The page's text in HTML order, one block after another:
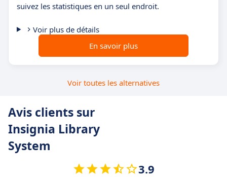
suivez les statistiques en un seul endroit.
Voir plus de détails
En savoir plus
Voir toutes les alternatives
Avis clients sur
Insignia Library
System
3.9